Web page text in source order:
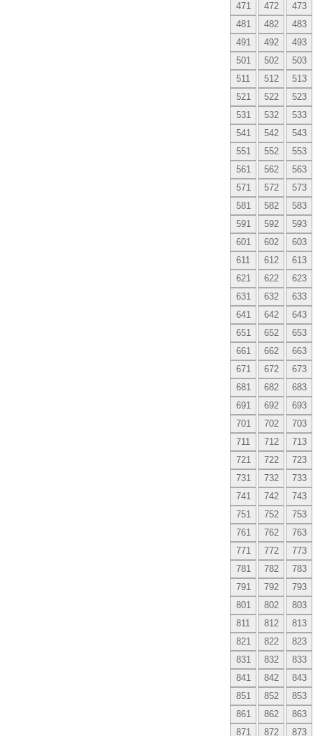
471
472
473
481
482
483
491
492
493
501
502
503
511
512
513
521
522
523
531
532
533
541
542
543
551
552
553
561
562
563
571
572
573
581
582
583
591
592
593
601
602
603
611
612
613
621
622
623
631
632
633
641
642
643
651
652
653
661
662
663
671
672
673
681
682
683
691
692
693
701
702
703
711
712
713
721
722
723
731
732
733
741
742
743
751
752
753
761
762
763
771
772
773
781
782
783
791
792
793
801
802
803
811
812
813
821
822
823
831
832
833
841
842
843
851
852
853
861
862
863
871
872 873